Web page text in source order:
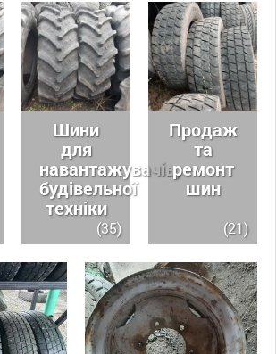
Шини
для
навантажувачів,
будівельної
техніки
(35)
Продаж
та
ремонт
шин
(21)